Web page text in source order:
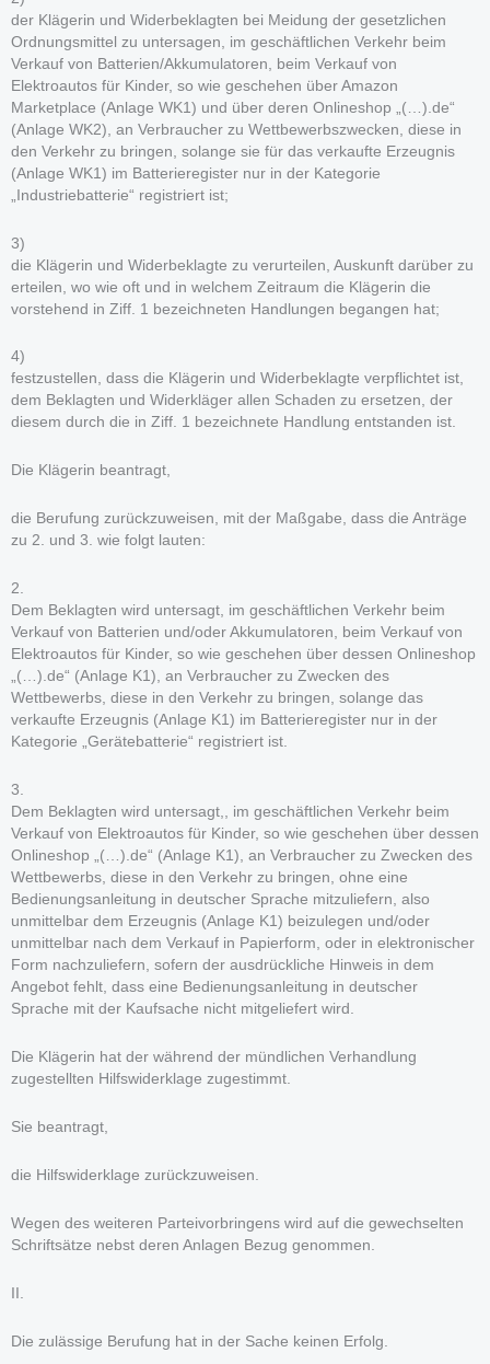
der Klägerin und Widerbeklagten bei Meidung der gesetzlichen
Ordnungsmittel zu untersagen, im geschäftlichen Verkehr beim
Verkauf von Batterien/Akkumulatoren, beim Verkauf von
Elektroautos für Kinder, so wie geschehen über Amazon
Marketplace (Anlage WK1) und über deren Onlineshop „(…).de“
(Anlage WK2), an Verbraucher zu Wettbewerbszwecken, diese in
den Verkehr zu bringen, solange sie für das verkaufte Erzeugnis
(Anlage WK1) im Batterieregister nur in der Kategorie
„Industriebatterie“ registriert ist;
3)
die Klägerin und Widerbeklagte zu verurteilen, Auskunft darüber zu
erteilen, wo wie oft und in welchem Zeitraum die Klägerin die
vorstehend in Ziff. 1 bezeichneten Handlungen begangen hat;
4)
festzustellen, dass die Klägerin und Widerbeklagte verpflichtet ist,
dem Beklagten und Widerkläger allen Schaden zu ersetzen, der
diesem durch die in Ziff. 1 bezeichnete Handlung entstanden ist.
Die Klägerin beantragt,
die Berufung zurückzuweisen, mit der Maßgabe, dass die Anträge
zu 2. und 3. wie folgt lauten:
2.
Dem Beklagten wird untersagt, im geschäftlichen Verkehr beim
Verkauf von Batterien und/oder Akkumulatoren, beim Verkauf von
Elektroautos für Kinder, so wie geschehen über dessen Onlineshop
„(…).de“ (Anlage K1), an Verbraucher zu Zwecken des
Wettbewerbs, diese in den Verkehr zu bringen, solange das
verkaufte Erzeugnis (Anlage K1) im Batterieregister nur in der
Kategorie „Gerätebatterie“ registriert ist.
3.
Dem Beklagten wird untersagt,, im geschäftlichen Verkehr beim
Verkauf von Elektroautos für Kinder, so wie geschehen über dessen
Onlineshop „(…).de“ (Anlage K1), an Verbraucher zu Zwecken des
Wettbewerbs, diese in den Verkehr zu bringen, ohne eine
Bedienungsanleitung in deutscher Sprache mitzuliefern, also
unmittelbar dem Erzeugnis (Anlage K1) beizulegen und/oder
unmittelbar nach dem Verkauf in Papierform, oder in elektronischer
Form nachzuliefern, sofern der ausdrückliche Hinweis in dem
Angebot fehlt, dass eine Bedienungsanleitung in deutscher
Sprache mit der Kaufsache nicht mitgeliefert wird.
Die Klägerin hat der während der mündlichen Verhandlung
zugestellten Hilfswiderklage zugestimmt.
Sie beantragt,
die Hilfswiderklage zurückzuweisen.
Wegen des weiteren Parteivorbringens wird auf die gewechselten
Schriftsätze nebst deren Anlagen Bezug genommen.
Die zulässige Berufung hat in der Sache keinen Erfolg.